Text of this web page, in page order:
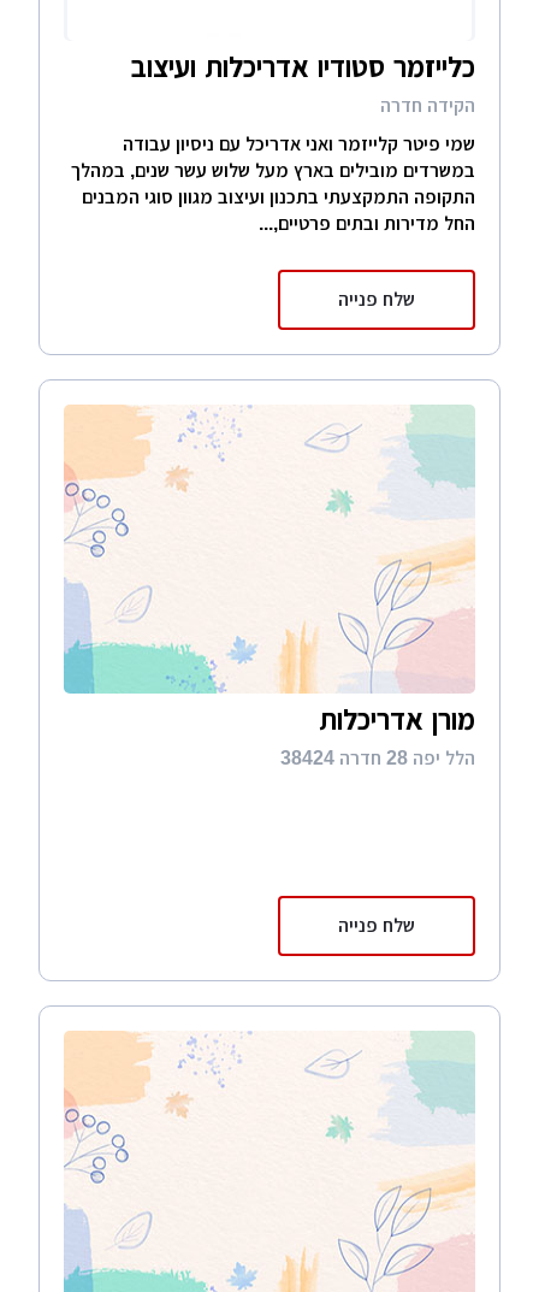
כלייזמר סטודיו אדריכלות ועיצוב
הקידה חדרה
שמי פיטר קלייזמר ואני אדריכל עם ניסיון עבודה
במשרדים מובילים בארץ מעל שלוש עשר שנים, במהלך
התקופה התמקצעתי בתכנון ועיצוב מגוון סוגי המבנים
החל מדירות ובתים פרטיים,...
שלח פנייה
מורן אדריכלות
הלל יפה 28 חדרה 38424
שלח פנייה